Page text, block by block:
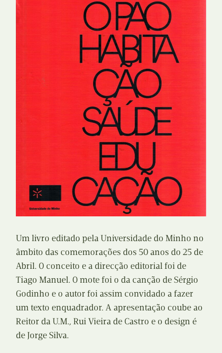
Um livro editado pela Universidade do Minho no
âmbito das comemorações dos 50 anos do 25 de
Abril. O conceito e a direcção editorial foi de
Tiago Manuel. O mote foi o da canção de Sérgio
Godinho e o autor foi assim convidado a fazer
um texto enquadrador. A apresentação coube ao
Reitor da U.M., Rui Vieira de Castro e o design é
de Jorge Silva.